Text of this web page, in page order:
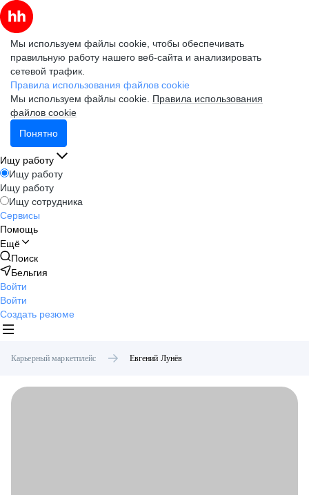
Мы используем файлы cookie, чтобы обеспечивать
правильную работу нашего веб-сайта и анализировать
сетевой трафик.
Правила использования файлов cookie
Мы используем файлы cookie. Правила использования
файлов cookie
Понятно
Ищу работу
Ищу работу
Ищу работу
Ищу сотрудника
Сервисы
Помощь
Ещё
Поиск
Бельгия
Войти
Войти
Создать резюме
Карьерный маркетплейс Евгений Лунёв